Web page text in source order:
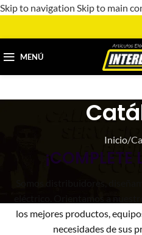
Skip to navigation Skip to main
MENÚ
Inicio/
¡COMPLETE
los mejores productos,
necesidades de sus